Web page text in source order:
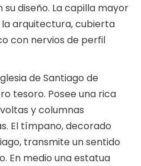
diseño. La capilla mayor
arquitectura, cubierta
con nervios de perfil
de Santiago de
tesoro. Posee una rica
y columnas
El tímpano, decorado
transmite un sentido
En medio una estatua